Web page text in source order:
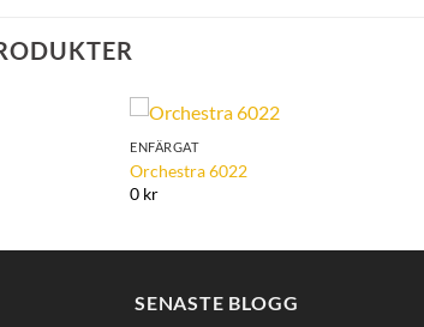
ENFÄRGAT
Orchestra 6022
0 kr
SENASTE BLOGG